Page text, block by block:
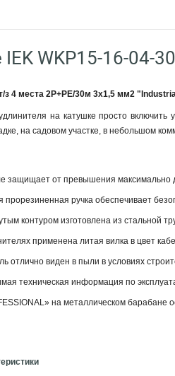
WKP15-16-04-30
з 4 места 2Р+PЕ/30м 3х1,5 мм2
на катушке просто
на садовом участке, в небольшом
защищает от превышения максимально
ручка обеспечивает
контуром изготовлена из стальной
применена литая вилка в цвет
отлично виден в пыли в условиях
техническая информация по
на металлическом